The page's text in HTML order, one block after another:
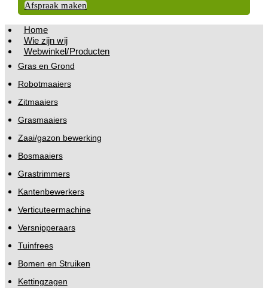
Afspraak maken
Home
Wie zijn wij
Webwinkel/Producten
Gras en Grond
Robotmaaiers
Zitmaaiers
Grasmaaiers
Zaai/gazon bewerking
Bosmaaiers
Grastrimmers
Kantenbewerkers
Verticuteermachine
Versnipperaars
Tuinfrees
Bomen en Struiken
Kettingzagen